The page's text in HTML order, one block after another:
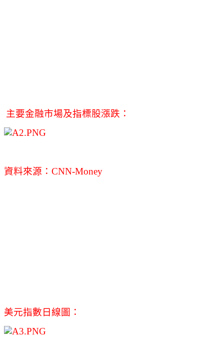
主要金融市場及指標股漲跌：
資料來源：CNN-Money
美元指數日線圖：